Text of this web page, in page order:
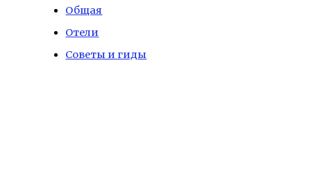
Общая
Отели
Советы и гиды